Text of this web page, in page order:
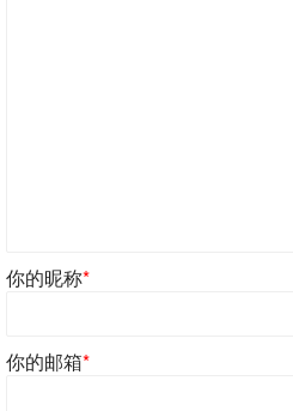
你的昵称*
你的邮箱*